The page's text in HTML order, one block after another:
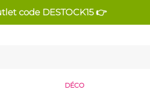
code DESTOCK15 👉
DÉCO